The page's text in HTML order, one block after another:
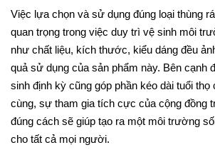
Việc lựa chọn và sử dụng đúng loại thùng
quan trọng trong việc duy trì vệ sinh môi
như chất liệu, kích thước, kiểu dáng đều
quả sử dụng của sản phẩm này. Bên cạnh
sinh định kỳ cũng góp phần kéo dài tuổi thọ
cùng, sự tham gia tích cực của cộng đồng
đúng cách sẽ giúp tạo ra một môi trường
cho tất cả mọi người.